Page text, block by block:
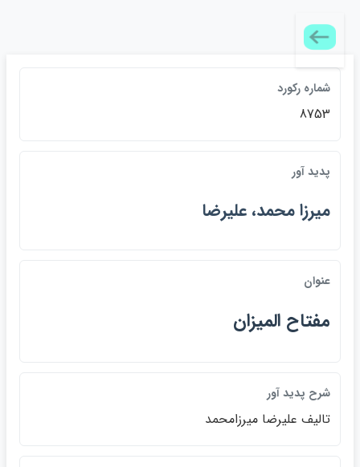
شماره ركورد
8753
پديد آور
ميرزا محمد، عليرضا
عنوان
مفتاح الميزان
شرح پديد آور
تاليف عليرضا ميرزامحمد